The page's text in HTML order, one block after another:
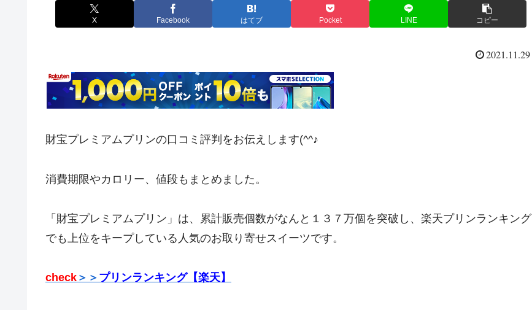
X Facebook はてブ Pocket LINE コピー
2021.11.29
財宝プレミアムプリンの口コミ評判をお伝えします(^^♪
消費期限やカロリー、値段もまとめました。
「財宝プレミアムプリン」は、累計販売個数がなんと１３７万個を突破し、楽天プリンランキング
でも上位をキープしている人気のお取り寄せスイーツです。
check ＞＞ プリンランキング【楽天】